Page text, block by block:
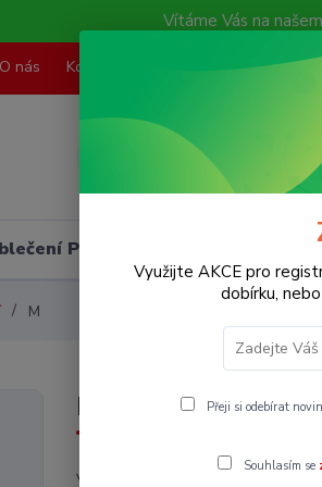
Vítáme Vás na
O nás Kontakty
PO VELIKOSTECH
M
M
V této kategorii nebylo nalezeno
Využijte AKCE pro
dobírku,
Přeji si odebírat
Souhlasím se